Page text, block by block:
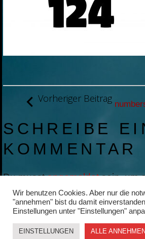
Vorheriger Beitrag
SCHREIBE
KOMMENTAR
Du musstangemeldetsein, um
abzugeben.
Wir benutzen Cookies. Aber nur die
"annehmen" bist du damit
Einstellungen unter "Einstellungen"
EINSTELLUNGEN ALLE ANNEHMEN